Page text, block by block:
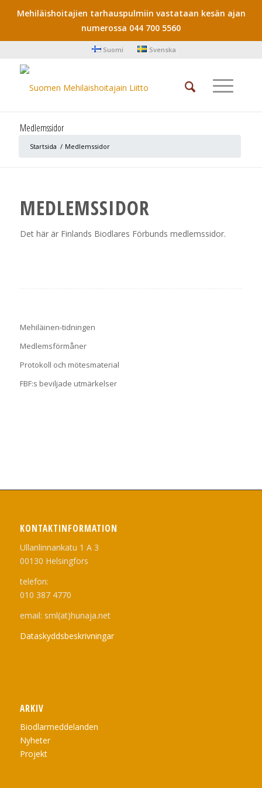
Mehiläishoitajien tarhauspulmiin vastataan kesän ajan
numerossa 044 700 5560
Suomi Svenska
Medlemssidor
Startsida / Medlemssidor
MEDLEMSSIDOR
Det här är Finlands Biodlares Förbunds medlemssidor.
Mehiläinen-tidningen
Medlemsförmåner
Protokoll och mötesmaterial
FBF:s beviljade utmärkelser
KONTAKTINFORMATION
Ullanlinnankatu 1 A 3
00130 Helsingfors
telefon:
010 387 4770
email: sml(at)hunaja.net
Dataskyddsbeskrivningar
ARKIV
Biodlarmeddelanden
Nyheter
Projekt